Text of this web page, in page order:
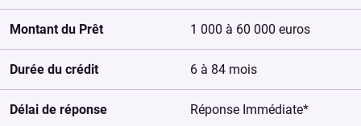
Montant du Prêt 1 000 à 60 000 euros
Durée du crédit 6 à 84 mois
Délai de réponse Réponse Immédiate*